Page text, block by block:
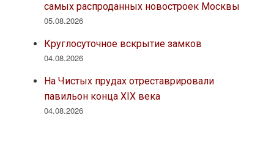
самых распроданных новостроек Москвы
05.08.2026
Круглосуточное вскрытие замков
04.08.2026
На Чистых прудах отреставрировали
павильон конца XIX века
04.08.2026